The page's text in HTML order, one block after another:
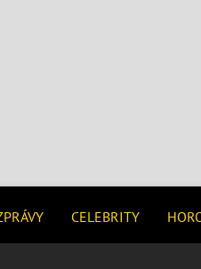
CELEBRITY